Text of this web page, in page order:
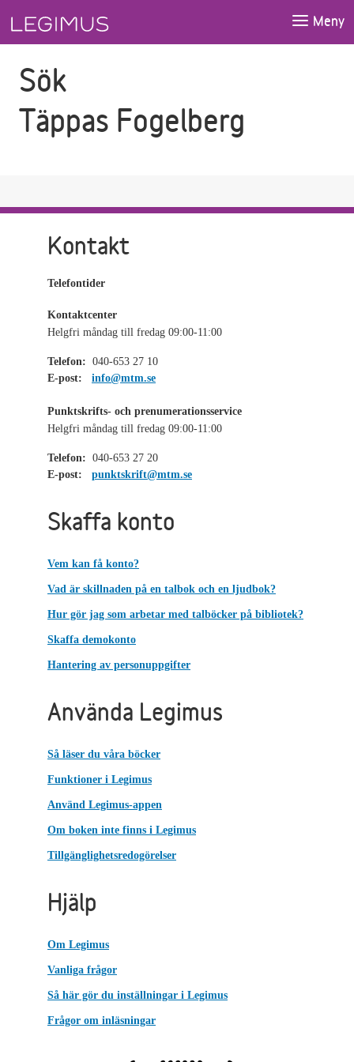
Meny
Sök
Täppas Fogelberg
Kontakt
Telefontider
Kontaktcenter
Helgfri måndag till fredag 09:00-11:00
Telefon: 040-653 27 10
E-post:
info@mtm.se
Punktskrifts- och prenumerationsservice
Helgfri måndag till fredag 09:00-11:00
Telefon: 040-653 27 20
E-post:
punktskrift@mtm.se
Skaffa konto
Vem kan få konto?
Vad är skillnaden på en talbok och en ljudbok?
Hur gör jag som arbetar med talböcker på bibliotek?
Skaffa demokonto
Hantering av personuppgifter
Använda Legimus
Så läser du våra böcker
Funktioner i Legimus
Använd Legimus-appen
Om boken inte finns i Legimus
Tillgänglighetsredogörelser
Hjälp
Om Legimus
Vanliga frågor
Så här gör du inställningar i Legimus
Frågor om inläsningar